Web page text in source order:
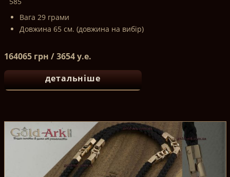
Вага 29 грами
Довжина 65 см. (довжина на вибір)
164065 грн / 3654 у.е.
детальніше